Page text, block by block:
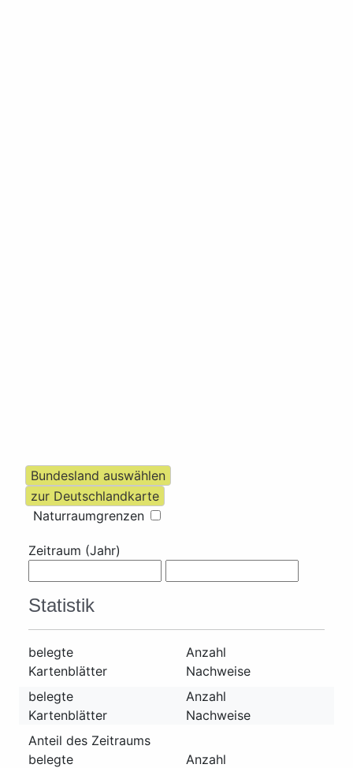
Naturraumgrenzen
Zeitraum (Jahr)
Statistik
belegte
Kartenblätter
Anzahl
Nachweise
belegte
Kartenblätter
Anzahl
Nachweise
Anteil des Zeitraums
belegte
Anzahl